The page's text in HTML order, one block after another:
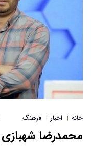
خانه | اخبار | فرهنگ
محمدرضا شهبازی